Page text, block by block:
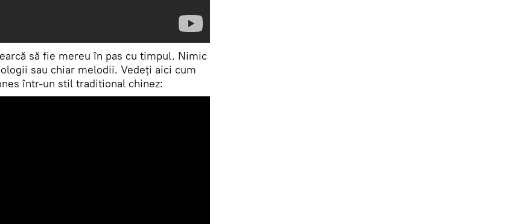
să fie mereu în pas cu timpul. Nimic
sau chiar melodii. Vedeți aici cum
într-un stil traditional chinez: